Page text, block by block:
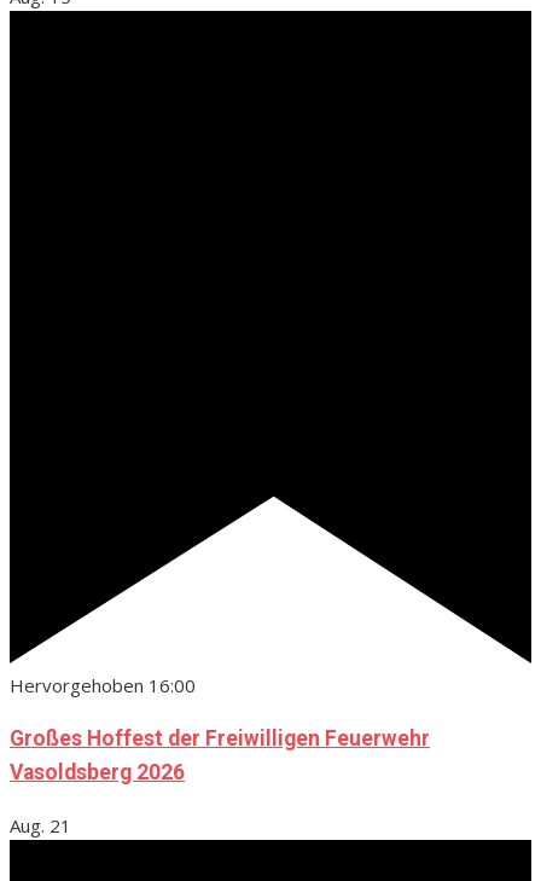
Hervorgehoben 16:00
Großes Hoffest der Freiwilligen Feuerwehr
Vasoldsberg 2026
Aug. 21